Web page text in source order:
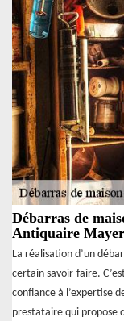
Débarras de
Antiquaire Mayer
La réalisation d’un
certain savoir-faire.
confiance à l’expertise
prestataire qui propose